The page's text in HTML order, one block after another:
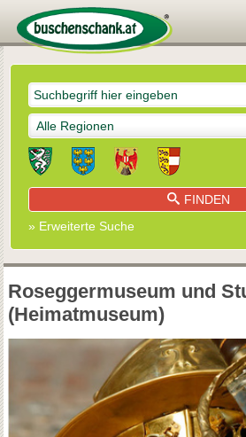
Alle Regionen
FINDEN
» Erweiterte Suche
Roseggermuseum und
(Heimatmuseum)